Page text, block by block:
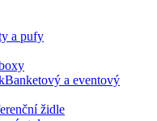
a pufy
Banketový a eventový
židle